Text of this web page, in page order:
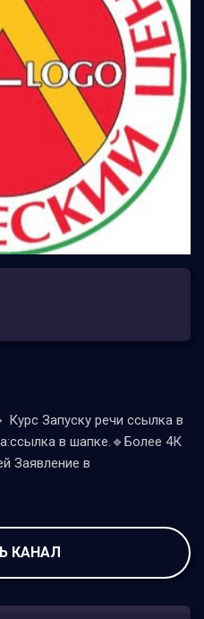
Курс Запуску речи ссылка в
в шапке.🔹Более 4К
Заявление в
КАНАЛ